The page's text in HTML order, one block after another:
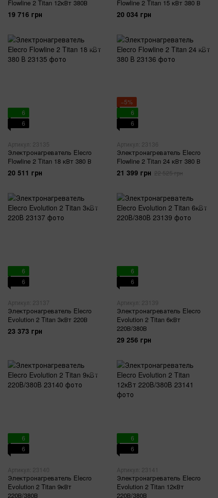
Flowline 2 Titan 12кВт 380В
19 716 грн
Flowline 2 Titan 15 кВт 380 В
20 034 грн
6
6
Артикул: 23135
Электронагреватель Elecro
Flowline 2 Titan 18 кВт 380 В
20 511 грн
−5%
6
6
Артикул: 23136
Электронагреватель Elecro
Flowline 2 Titan 24 кВт 380 В
21 399 грн 22 525 грн
6
6
Артикул: 23137
Электронагреватель Elecro
Evolution 2 Titan 3кВт 220В
23 373 грн
6
6
Артикул: 23139
Электронагреватель Elecro
Evolution 2 Titan 6кВт
220В/380В
29 256 грн
6
6
Артикул: 23140
Электронагреватель Elecro
Evolution 2 Titan 9кВт
220В/380В
6
6
Артикул: 23141
Электронагреватель Elecro
Evolution 2 Titan 12кВт
220В/380В